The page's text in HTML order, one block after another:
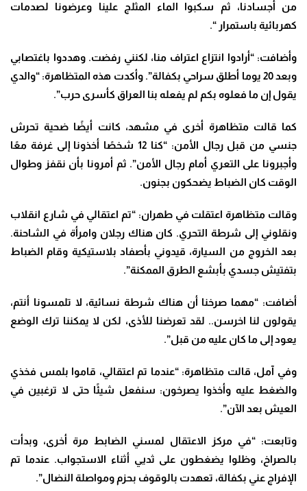
من أجسادنا، ثم سكبوا الماء المثلج علينا وعرضونا لصدمات
كهربائية باستمرار “.
وأضافت: “أرادوا انتزاع اعتراف منا، لكنني رفضت. وهددوا باغتصابي
وبعد 20 يوما أطلق سراحي بكفالة”. وأكدت هذه المتظاهرة: “والدي
يقول إن ما فعلوه بكم لم يفعله بنا العراق كأسرى حرب”.
كما قالت متظاهرة أخرى في مشهد، كانت أيضًا ضحية تحرش
جنسي من قبل رجال الأمن: “كنا 12 شخصًا أخذونا إلى غرفة معًا
وأجبرونا على التعري أمام رجال الأمن”. ثم أمرونا بأن نقفز وطوال
الوقت كان الضباط يضحكون بجنون.
وقالت متظاهرة اعتقلت في طهران: “تم اعتقالي في شارع انقلاب
ونقلوني إلى شرطة التحري. كان هناك رجلان وامرأة في الشاحنة.
بعد الخروج من السيارة، قيدوني بأصفاد بلاستيكية وقام الضباط
بتفتيش جسدي بأبشع الطرق الممكنة”.
أضافت: “مهما صرخنا أن هناك شرطة نسائية، لا تلمسونا أنتم،
يقولون لنا اخرسن.. لقد تعرضنا للأذى، لكن لا يمكننا ترك الوضع
يعود إلى ما كان عليه من قبل”.
وفي آمل، قالت متظاهرة: “عندما تم اعتقالي، قاموا بلمس فخذي
والضغط عليه وأخذوا يصرخون: سنفعل شيئًا حتى لا ترغبين في
العيش بعد الآن”.
وتابعت: “في مركز الاعتقال لمسني الضابط مرة أخرى، وبدأت
بالصراخ، وظلوا يضغطون على ثديي أثناء الاستجواب. عندما تم
الإفراج عني بكفالة، تعهدت بالوقوف بحزم ومواصلة النضال”.